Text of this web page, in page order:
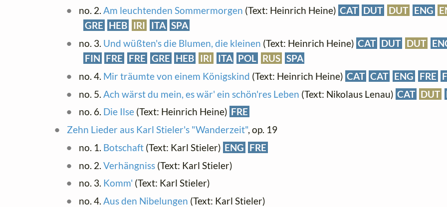
no. 2. Am leuchtenden Sommermorgen (Text: Heinrich Heine) CAT DUT DUT ENG
GRE HEB IRI ITA SPA
no. 3. Und wüßten's die Blumen, die kleinen (Text: Heinrich Heine) CAT DUT DUT
FIN FRE FRE GRE HEB IRI ITA POL RUS SPA
no. 4. Mir träumte von einem Königskind (Text: Heinrich Heine) CAT CAT ENG FRE
no. 5. Ach wärst du mein, es wär' ein schön'res Leben (Text: Nikolaus Lenau) CAT DUT
no. 6. Die Ilse(Text: Heinrich Heine) FRE
Zehn Lieder aus Karl Stieler's "Wanderzeit", op. 19
no. 1. Botschaft(Text: Karl Stieler) ENG FRE
no. 2. Verhängniss(Text: Karl Stieler)
no. 3. Komm' (Text: Karl Stieler)
no. 4. Aus den Nibelungen (Text: Karl Stieler)